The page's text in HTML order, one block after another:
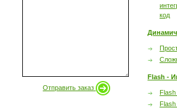
Отправить заказ
код
Flash -
Flash